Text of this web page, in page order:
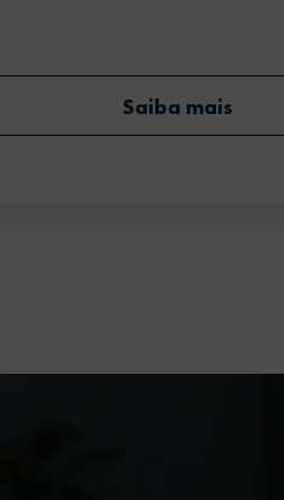
Saiba mais